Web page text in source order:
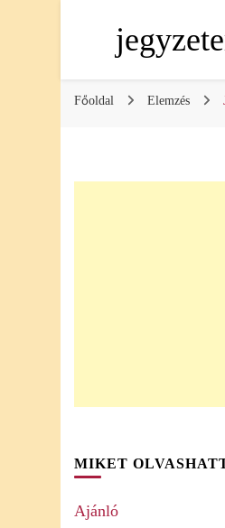
Főoldal Elemzés
MIKET
Ajánló